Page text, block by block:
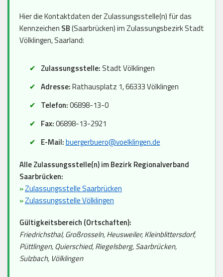
Hier die Kontaktdaten der Zulassungsstelle(n) für das
Kennzeichen SB(Saarbrücken) im Zulassungsbezirk Stadt
Völklingen, Saarland:
Zulassungsstelle: Stadt Völklingen
Adresse:Rathausplatz 1, 66333 Völklingen
Telefon:06898-13-0
Fax:06898-13-2921
E-Mail:buergerbuero@voelklingen.de
Alle Zulassungsstelle(n) im Bezirk Regionalverband
Saarbrücken:
»Zulassungsstelle Saarbrücken
»Zulassungsstelle Völklingen
Gültigkeitsbereich (Ortschaften):
Friedrichsthal, Großrosseln, Heusweiler, Kleinblittersdorf,
Püttlingen, Quierschied, Riegelsberg, Saarbrücken,
Sulzbach, Völklingen